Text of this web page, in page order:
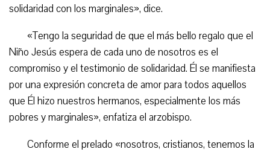
solidaridad con los marginales», dice.
«Tengo la seguridad de que el más bello regalo que el
Niño Jesús espera de cada uno de nosotros es el
compromiso y el testimonio de solidaridad. Él se manifiesta
por una expresión concreta de amor para todos aquellos
que Él hizo nuestros hermanos, especialmente los más
pobres y marginales», enfatiza el arzobispo.
Conforme el prelado «nosotros, cristianos, tenemos la